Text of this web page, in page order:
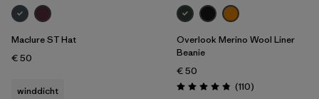
Maclure ST Hat
€ 50
winddicht
Overlook Merino Wool Liner
Beanie
€ 50
Bewertung: 4.8 / 5
(110Rezensionen
)